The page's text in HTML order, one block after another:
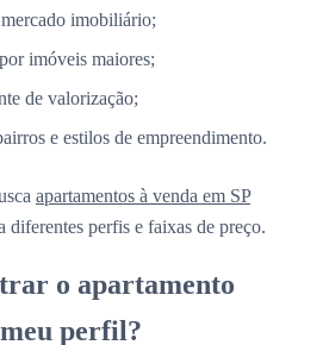
imobiliário;
imóveis maiores;
de valorização;
e estilos de empreendimento.
apartamentos à venda em SP
diferentes perfis e faixas de preço.
o apartamento
perfil?